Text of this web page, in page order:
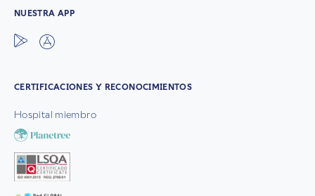
NUESTRA APP
CERTIFICACIONES Y RECONOCIMIENTOS
Hospital miembro